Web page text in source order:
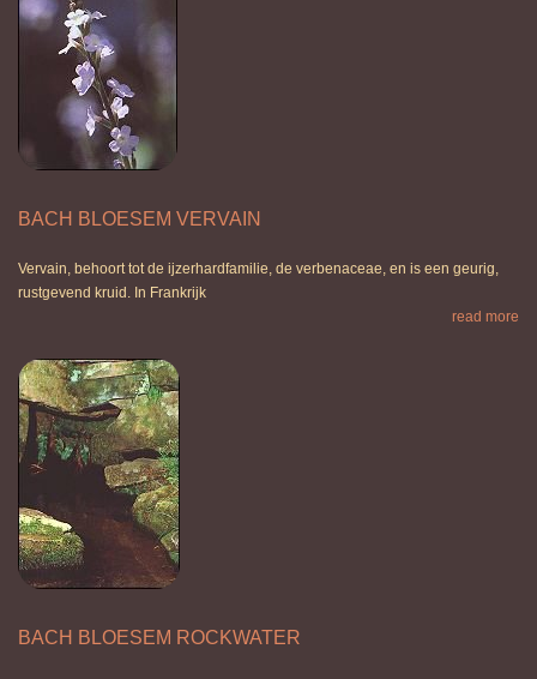
BACH BLOESEM VERVAIN
Vervain, behoort tot de ijzerhardfamilie, de verbenaceae, en is een geurig,
rustgevend kruid. In Frankrijk
read more
BACH BLOESEM ROCKWATER